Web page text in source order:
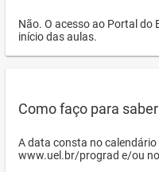
Não. O acesso ao Portal do
início das aulas.
Como faço para
A data consta no
www.uel.br/prograd e/ou